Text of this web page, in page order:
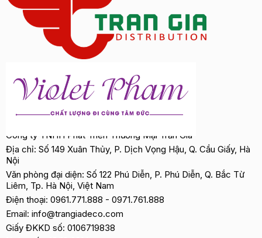
Công ty TNHH Phát Triển Thương Mại Trần Gia
Địa chỉ: Số 149 Xuân Thủy, P. Dịch Vọng Hậu, Q. Cầu Giấy, Hà
Nội
Văn phòng đại diện: Số 122 Phú Diễn, P. Phú Diễn, Q. Bắc Từ
Liêm, Tp. Hà Nội, Việt Nam
Điện thoại: 0961.771.888 - 0971.761.888
Email: info@trangiadeco.com
Giấy ĐKKD số: 0106719838